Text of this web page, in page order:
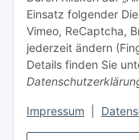
Einsatz folgender
Vimeo, ReCaptcha,
jederzeit ändern
Details finden Sie
Impressum